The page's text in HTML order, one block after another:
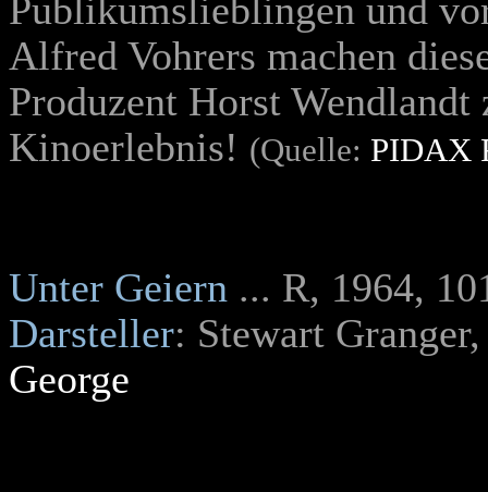
Publikumslieblingen und
Alfred Vohrers machen
Produzent Horst
Kinoerlebnis! (Quelle: PIDAX
Unter Geiern ... R, 1964,
Darsteller: Stewart
George